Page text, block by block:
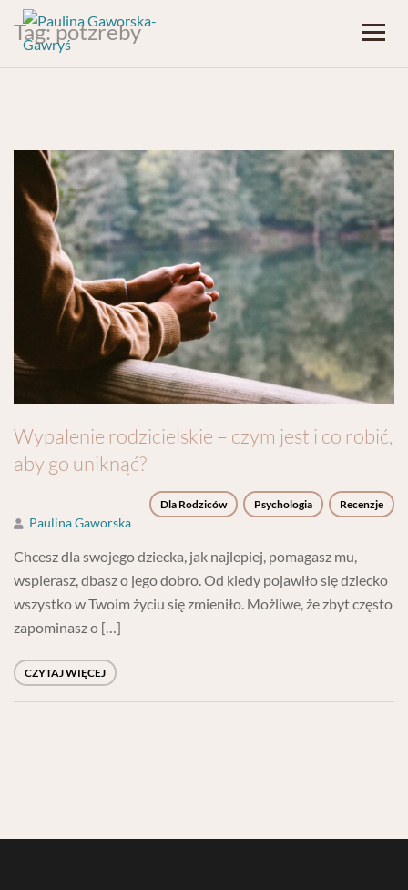
Tag:potzreby
Wypalenie rodzicielskie – czym jest i co robić,
aby go uniknąć?
Dla Rodziców Psychologia Recenzje
Paulina Gaworska
Chcesz dla swojego dziecka, jak najlepiej, pomagasz mu,
wspierasz, dbasz o jego dobro. Od kiedy pojawiło się dziecko
wszystko w Twoim życiu się zmieniło. Możliwe, że zbyt często
zapominasz o […]
CZYTAJ WIĘCEJ